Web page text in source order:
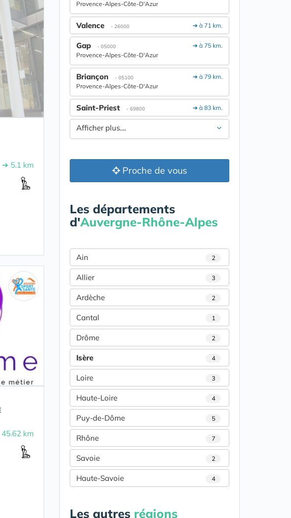
➔ 5.1 km
km
Provence-Alpes-Côte-D'Azur
➔ à 71 km.
Valence - 26000
➔ à 75 km.
Gap - 05000
Provence-Alpes-Côte-D'Azur
➔ à 79 km.
Briançon - 05100
Provence-Alpes-Côte-D'Azur
➔ à 83 km.
Saint-Priest - 69800
Afficher plus....
Proche de vous
Les départements
d'Auvergne-Rhône-Alpes
Ain 2
Allier 3
Ardèche 2
Cantal 1
Drôme 2
Isère 4
Loire 3
Haute-Loire 4
Puy-de-Dôme 5
Rhône 7
Savoie 2
Haute-Savoie 4
Les autres régions